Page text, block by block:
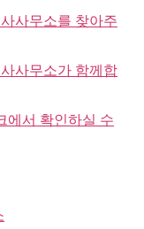
사무소를 찾아주
사무소가 함께합
에서 확인하실 수